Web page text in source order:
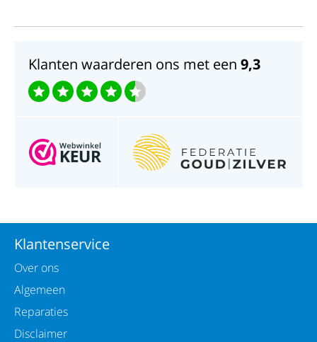
Klanten waarderen ons met een 9,3
Klantenservice
Over ons
Algemeen
Reparaties
Disclaimer